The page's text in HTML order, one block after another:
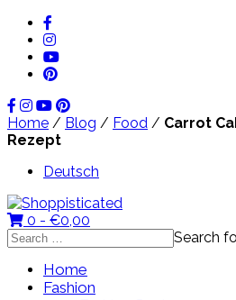
Home / Blog / Food / Carrot
Rezept
Deutsch
0 - €0,00
Search
Home
Fashion